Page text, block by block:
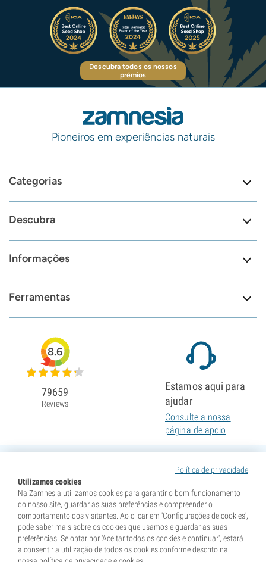
Descubra todos os nossos
prémios
Pioneiros em experiências naturais
Categorias
Descubra
Informações
Ferramentas
Política de privacidade
Utilizamos cookies
Na Zamnesia utilizamos cookies para garantir o bom funcionamento
do nosso site, guardar as suas preferências e compreender o
comportamento dos visitantes. Ao clicar em 'Configurações de cookies',
pode saber mais sobre os cookies que usamos e guardar as suas
preferências. Se optar por 'Aceitar todos os cookies e continuar', estará
a consentir a utilização de todos os cookies conforme descrito na
8.6
79659
Reviews
Estamos aqui para
ajudar
Consulte a nossa
página de apoio